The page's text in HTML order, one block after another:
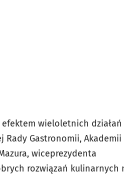
efektem wieloletnich działań
Rady Gastronomii, Akademii
wiceprezydenta
rozwiązań kulinarnych